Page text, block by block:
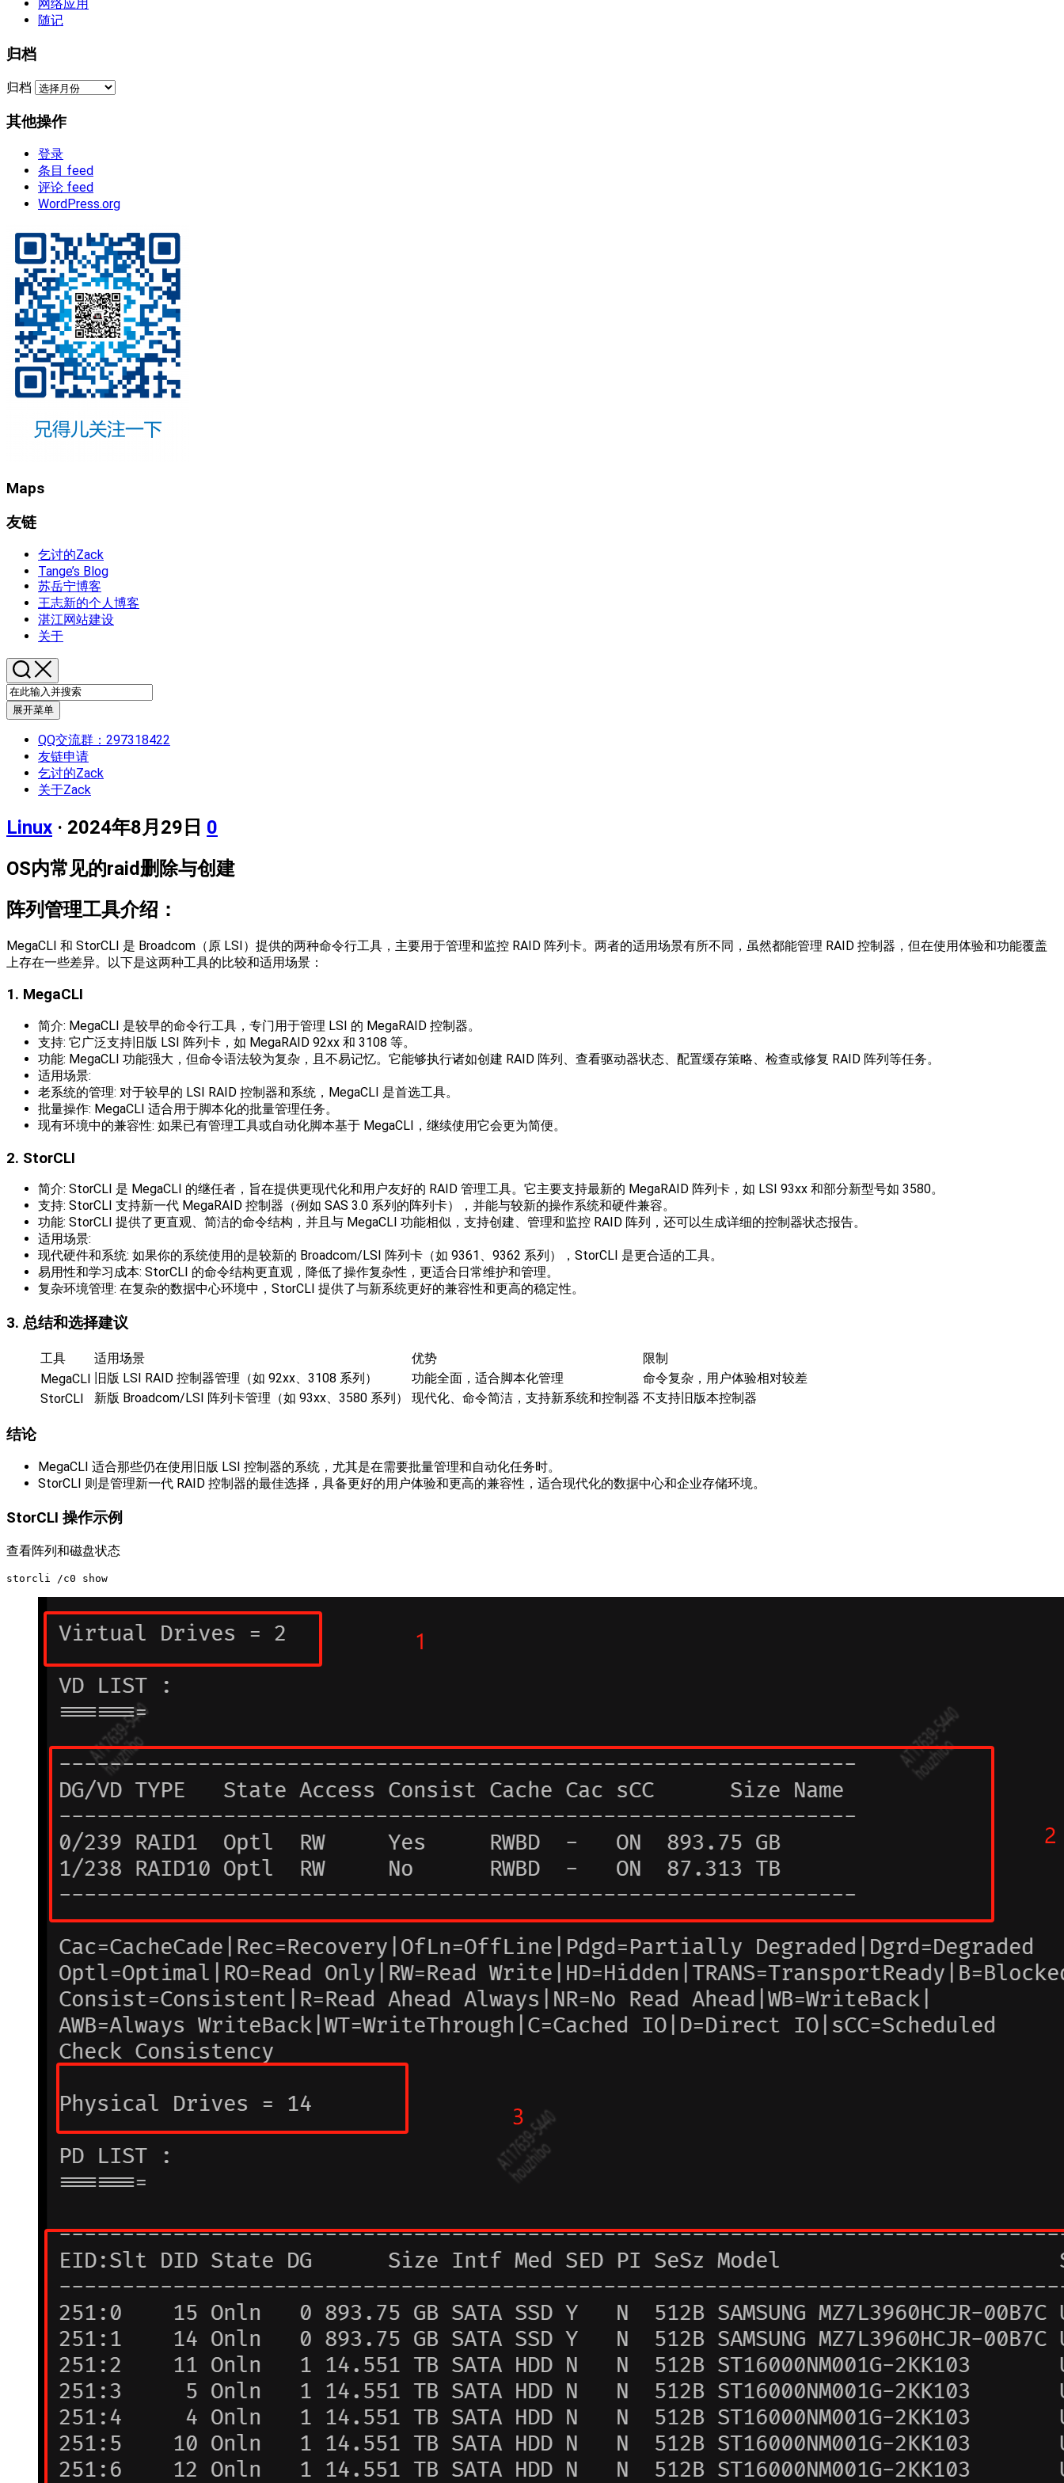
网络应用
随记
归档
归档
其他操作
登录
条目 feed
评论 feed
WordPress.org
Maps
友链
乞讨的Zack
Tange’s Blog
苏岳宁博客
王志新的个人博客
湛江网站建设
关于
展开菜单
QQ交流群：297318422
友链申请
乞讨的Zack
关于Zack
Linux · 2024年8月29日 0
OS内常见的raid删除与创建
阵列管理工具介绍：
MegaCLI 和 StorCLI 是 Broadcom（原 LSI）提供的两种命令行工具，主要用于管理和监控 RAID 阵列卡。两者的适用场景有所不同，虽然都能管理 RAID 控制器，但在使用体验和功能覆盖
上存在一些差异。以下是这两种工具的比较和适用场景：
1. MegaCLI
简介: MegaCLI 是较早的命令行工具，专门用于管理 LSI 的 MegaRAID 控制器。
支持: 它广泛支持旧版 LSI 阵列卡，如 MegaRAID 92xx 和 3108 等。
功能: MegaCLI 功能强大，但命令语法较为复杂，且不易记忆。它能够执行诸如创建 RAID 阵列、查看驱动器状态、配置缓存策略、检查或修复 RAID 阵列等任务。
适用场景:
老系统的管理: 对于较早的 LSI RAID 控制器和系统，MegaCLI 是首选工具。
批量操作: MegaCLI 适合用于脚本化的批量管理任务。
现有环境中的兼容性: 如果已有管理工具或自动化脚本基于 MegaCLI，继续使用它会更为简便。
2. StorCLI
简介: StorCLI 是 MegaCLI 的继任者，旨在提供更现代化和用户友好的 RAID 管理工具。它主要支持最新的 MegaRAID 阵列卡，如 LSI 93xx 和部分新型号如 3580。
支持: StorCLI 支持新一代 MegaRAID 控制器（例如 SAS 3.0 系列的阵列卡），并能与较新的操作系统和硬件兼容。
功能: StorCLI 提供了更直观、简洁的命令结构，并且与 MegaCLI 功能相似，支持创建、管理和监控 RAID 阵列，还可以生成详细的控制器状态报告。
适用场景:
现代硬件和系统: 如果你的系统使用的是较新的 Broadcom/LSI 阵列卡（如 9361、9362 系列），StorCLI 是更合适的工具。
易用性和学习成本: StorCLI 的命令结构更直观，降低了操作复杂性，更适合日常维护和管理。
复杂环境管理: 在复杂的数据中心环境中，StorCLI 提供了与新系统更好的兼容性和更高的稳定性。
3. 总结和选择建议
工具 适用场景 优势
限制
MegaCLI 旧版 LSI RAID 控制器管理（如 92xx、3108 系列） 功能全面，适合脚本化管理
命令复杂，用户体验相对较差
StorCLI
新版 Broadcom/LSI 阵列卡管理（如 93xx、3580 系列） 现代化、命令简洁，支持新系统和控制器 不支持旧版本控制器
结论
MegaCLI 适合那些仍在使用旧版 LSI 控制器的系统，尤其是在需要批量管理和自动化任务时。
StorCLI 则是管理新一代 RAID 控制器的最佳选择，具备更好的用户体验和更高的兼容性，适合现代化的数据中心和企业存储环境。
StorCLI 操作示例
查看阵列和磁盘状态
storcli /c0 show